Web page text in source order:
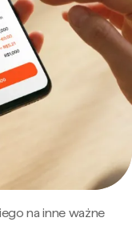
na inne ważne